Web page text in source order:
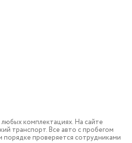
комплектациях. На сайте
транспорт. Все авто с пробегом
проверяется сотрудниками